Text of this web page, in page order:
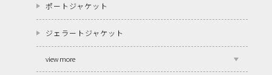
ポートジャケット
ジェラートジャケット
view more